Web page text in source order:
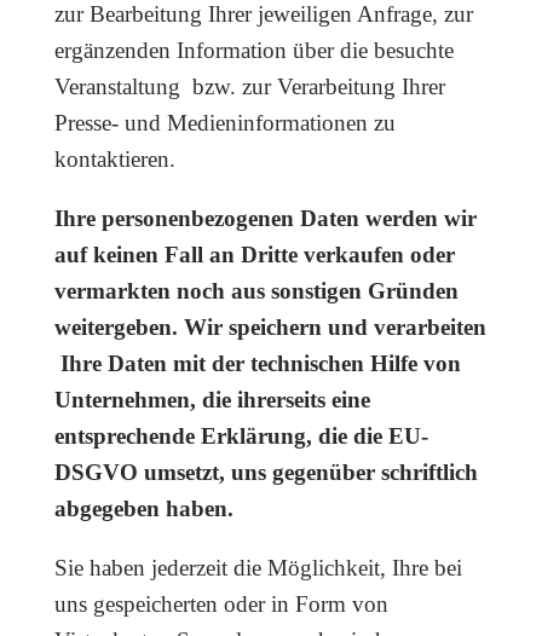
zur Bearbeitung Ihrer jeweiligen Anfrage, zur
ergänzenden Information über die besuchte
Veranstaltung bzw. zur Verarbeitung Ihrer
Presse- und Medieninformationen zu
kontaktieren.
Ihre personenbezogenen Daten werden wir
auf keinen Fall an Dritte verkaufen oder
vermarkten noch aus sonstigen Gründen
weitergeben. Wir speichern und verarbeiten
Ihre Daten mit der technischen Hilfe von
Unternehmen, die ihrerseits eine
entsprechende Erklärung, die die EU-
DSGVO umsetzt, uns gegenüber schriftlich
abgegeben haben.
Sie haben jederzeit die Möglichkeit, Ihre bei
uns gespeicherten oder in Form von